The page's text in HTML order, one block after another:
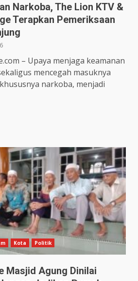
Narkoba, The Lion KTV &
Terapkan Pemeriksaan
– Upaya menjaga keamanan
mencegah masuknya
narkoba, menjadi
Kota Politik
Masjid Agung Dinilai